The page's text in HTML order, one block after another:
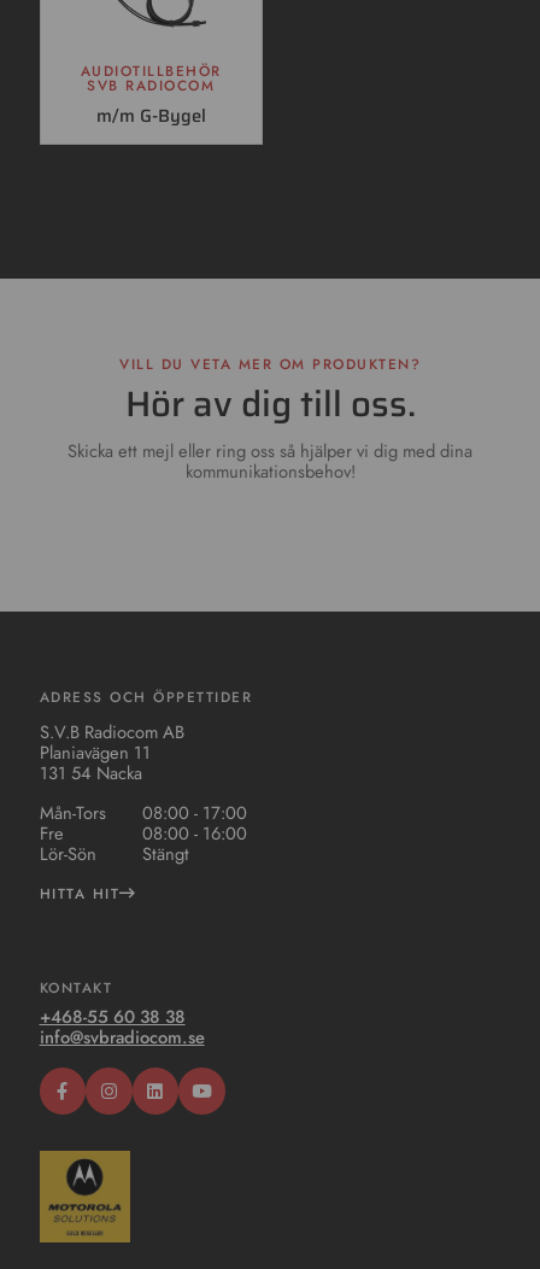
AUDIOTILLBEHÖR
SVB RADIOCOM
m/m G-Bygel
VILL DU VETA MER OM PRODUKTEN?
Hör av dig till oss.
Skicka ett mejl eller ring oss så hjälper vi dig med dina
kommunikationsbehov!
ADRESS OCH ÖPPETTIDER
S.V.B Radiocom AB
Planiavägen 11
131 54 Nacka
Mån-Tors
08:00 - 17:00
Fre 08:00 - 16:00
Lör-Sön Stängt
HITTA HIT
KONTAKT
+468-55 60 38 38
info@svbradiocom.se